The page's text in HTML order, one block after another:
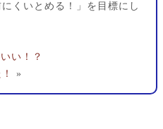
くいとめる！」を目標にし
い！？
»